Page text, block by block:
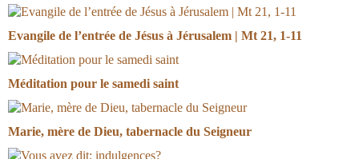
Evangile de l’entrée de Jésus à Jérusalem | Mt 21, 1-11
Méditation pour le samedi saint
Marie, mère de Dieu, tabernacle du Seigneur